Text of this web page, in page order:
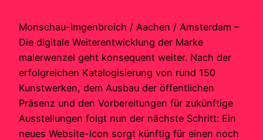
Monschau-Imgenbroich / Aachen / Amsterdam –
Die digitale Weiterentwicklung der Marke
malerwenzel geht konsequent weiter. Nach der
erfolgreichen Katalogisierung von rund 150
Kunstwerken, dem Ausbau der öffentlichen
Präsenz und den Vorbereitungen für zukünftige
Ausstellungen folgt nun der nächste Schritt: Ein
neues Website-Icon sorgt künftig für einen noch